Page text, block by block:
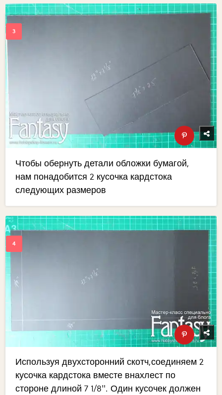
Чтобы обернуть детали обложки бумагой,
нам понадобится 2 кусочка кардстока
следующих размеров
Используя двухсторонний скотч,соединяем 2
кусочка кардстока вместе внахлест по
стороне длиной 7 1/8". Один кусочек должен